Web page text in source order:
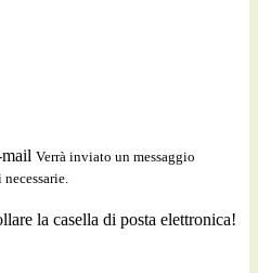
Verrà inviato un messaggio
la casella di posta elettronica!